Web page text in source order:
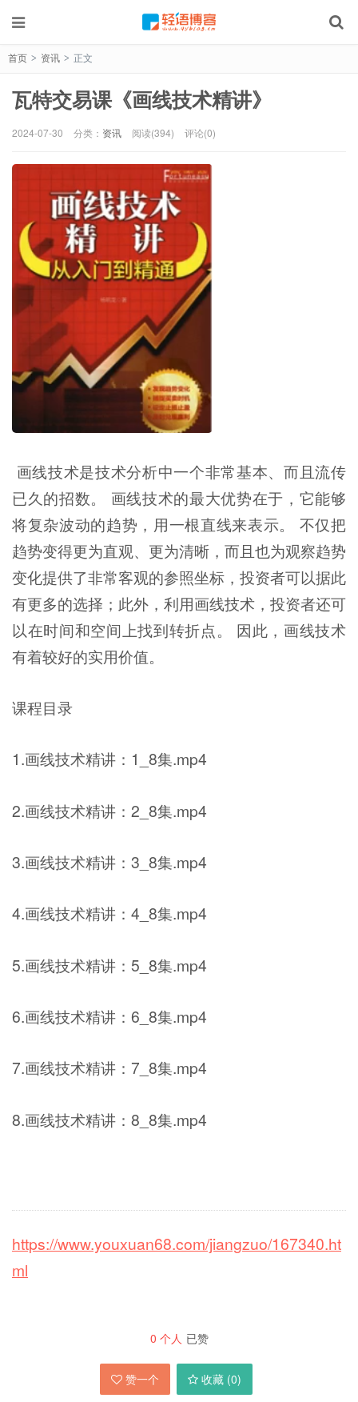
首页 > 资讯 > 正文
瓦特交易课《画线技术精讲》
2024-07-30 分类： 资讯 阅读(394) 评论(0)
画线技术是技术分析中一个非常基本、而且流传
已久的招数。 画线技术的最大优势在于，它能够
将复杂波动的趋势，用一根直线来表示。 不仅把
趋势变得更为直观、更为清晰，而且也为观察趋势
变化提供了非常客观的参照坐标，投资者可以据此
有更多的选择；此外，利用画线技术，投资者还可
以在时间和空间上找到转折点。 因此，画线技术
有着较好的实用价值。
课程目录
1.画线技术精讲：1_8集.mp4
2.画线技术精讲：2_8集.mp4
3.画线技术精讲：3_8集.mp4
4.画线技术精讲：4_8集.mp4
5.画线技术精讲：5_8集.mp4
6.画线技术精讲：6_8集.mp4
7.画线技术精讲：7_8集.mp4
8.画线技术精讲：8_8集.mp4
https://www.youxuan68.com/jiangzuo/167340.ht
ml
0 个人 已赞
赞一个 收藏 (0)